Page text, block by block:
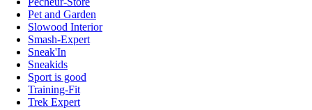
Pet and Garden
Slowood Interior
Smash-Expert
Sneak'In
Sneakids
Sport is good
Training-Fit
Trek Expert